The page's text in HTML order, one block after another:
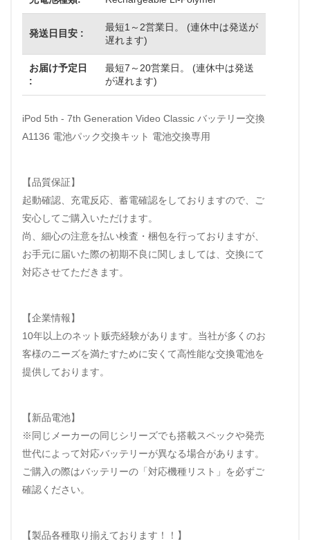
発送日目安 :
最短1～2営業日。 (連休中は発送が
遅れます)
お届け予定日
:
最短7～20営業日。 (連休中は発送
が遅れます)
iPod 5th - 7th Generation Video Classic バッテリー交換
A1136 電池パック交換キット 電池交換専用
【品質保証】
起動確認、充電反応、蓄電確認をしておりますので、ご
安心してご購入いただけます。
尚、細心の注意を払い検査・梱包を行っておりますが、
お手元に届いた際の初期不良に関しましては、交換にて
対応させてただきます。
【企業情報】
10年以上のネット贩売経験があります。当社が多くのお
客様のニーズを満たすために安くて高性能な交換電池を
提供しております。
【新品電池】
※同じメーカーの同じシリーズでも搭載スペックや発売
世代によって対応バッテリーが異なる場合があります。
ご購入の際はバッテリーの「対応機種リスト」を必ずご
確認ください。
【製品各種取り揃えております！！】